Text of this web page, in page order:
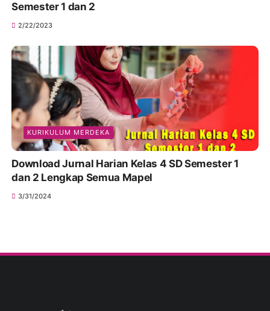
Semester 1 dan 2
2/22/2023
KURIKULUM MERDEKA
Download Jurnal Harian Kelas 4 SD Semester 1
dan 2 Lengkap Semua Mapel
3/31/2024